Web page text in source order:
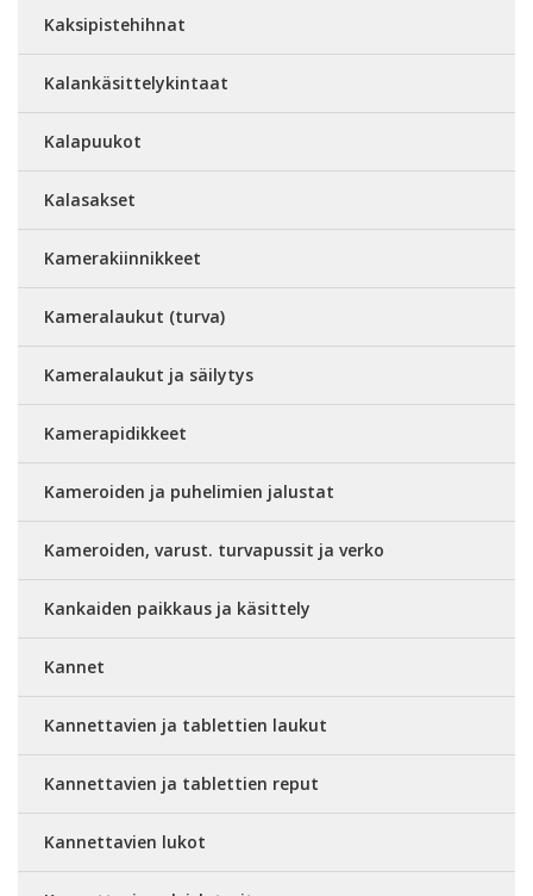
Kaksipistehihnat
Kalankäsittelykintaat
Kalapuukot
Kalasakset
Kamerakiinnikkeet
Kameralaukut (turva)
Kameralaukut ja säilytys
Kamerapidikkeet
Kameroiden ja puhelimien jalustat
Kameroiden, varust. turvapussit ja verko
Kankaiden paikkaus ja käsittely
Kannet
Kannettavien ja tablettien laukut
Kannettavien ja tablettien reput
Kannettavien lukot